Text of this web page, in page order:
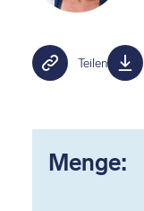
Teilen
Menge: